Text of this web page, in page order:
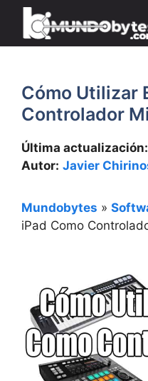
Saltar
contenido
Cómo Utilizar
Controlador
Última actualización:
Autor: Javier
Mundobytes »
iPad Como